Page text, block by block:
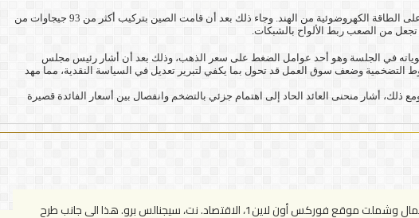
وعلى الصعيد الصناعي، أظهرت بيانات جديدة أن صادرات الخلايا الشمسية من الصين نمت بأكثر من 70% في النصف الأول من العام، مدعومةً بأرتفاع الطلب على الطاقة الكهروضوئية من الهند. وجاء ذلك بعد أن قامت الصين بتركيب أكثر من 93 جيجاوات من
10 سنوات إلى 4.26% يوم الجمعة، أي أقل بنحو 10 نقاط أساس عن أعلى مستوياته في الجلسة وهو أحد عوامل الضغط على سعر الذهب، وذلك بعد أن أشار رئيس مجلس
التضخمية وضعف سوق العمل قد تحول بما يكفي لتبرير تعديل في السياسة النقدية، مما مهد
لهذا العام، بينما كان 40% من السوق في وضع يسمح بثلاث تخفيضات. ومع ذلك، أشار منحنى العائد الحاد إلى اهتمام جزئي بالتضخم وانفصال بين أسعار الفائدة قصيرة
مؤسس مجموعة فوركس أون لاين1 والتي كانت تضم العديد من المواقع المهتمه فى التداول فى أسواق العملات والنفط والذهب وأسواق المال وشملت موقع فوركس أون لاين1، الاقتصاد. نت، سيجنالس برو. هذا الى جانب طرح